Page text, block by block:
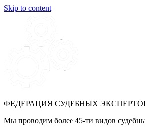
Skip to content
ФЕДЕРАЦИЯ СУДЕБНЫХ
Мы проводим более 45-ти видов